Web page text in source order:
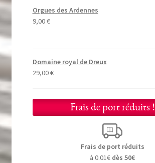
Orgues des Ardennes
9,00€
Domaine royal de Dreux
29,00€
Frais de port réduits !
Frais de port réduits
à 0.01€ dès 50€